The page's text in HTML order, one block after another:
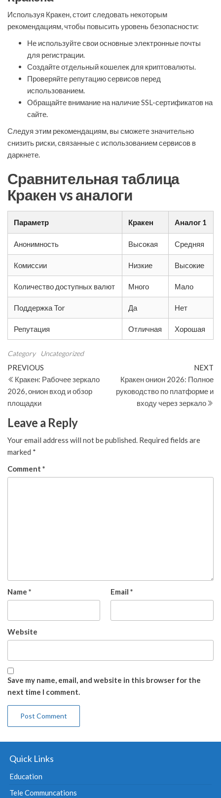
Используя Кракен, стоит следовать некоторым
рекомендациям, чтобы повысить уровень безопасности:
Не используйте свои основные электронные почты
для регистрации.
Создайте отдельный кошелек для криптовалюты.
Проверяйте репутацию сервисов перед
использованием.
Обращайте внимание на наличие SSL-сертификатов на
сайте.
Следуя этим рекомендациям, вы сможете значительно
снизить риски, связанные с использованием сервисов в
даркнете.
Сравнительная таблица
Кракен vs аналоги
Параметр Кракен Аналог 1
Анонимность Высокая Средняя
Комиссии Низкие Высокие
Количество доступных валют Много Мало
Поддержка Tor Да Нет
Репутация Отличная Хорошая
Category Uncategorized
Post
navigation
Previous
Post
PREVIOUS
Кракен: Рабочее зеркало
2026, онион вход и обзор
площадки
NEXT
Кракен онион 2026: Полное
руководство по платформе и
входу через зеркало
Leave a Reply
Your email address will not be published. Required fields are
marked *
Comment *
Name * Email *
Website
Save my name, email, and website in this browser for the
next time I comment.
Quick Links
Education
Tele Communcations